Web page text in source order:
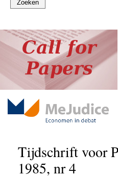
Tijdschrift voor
1985, nr 4